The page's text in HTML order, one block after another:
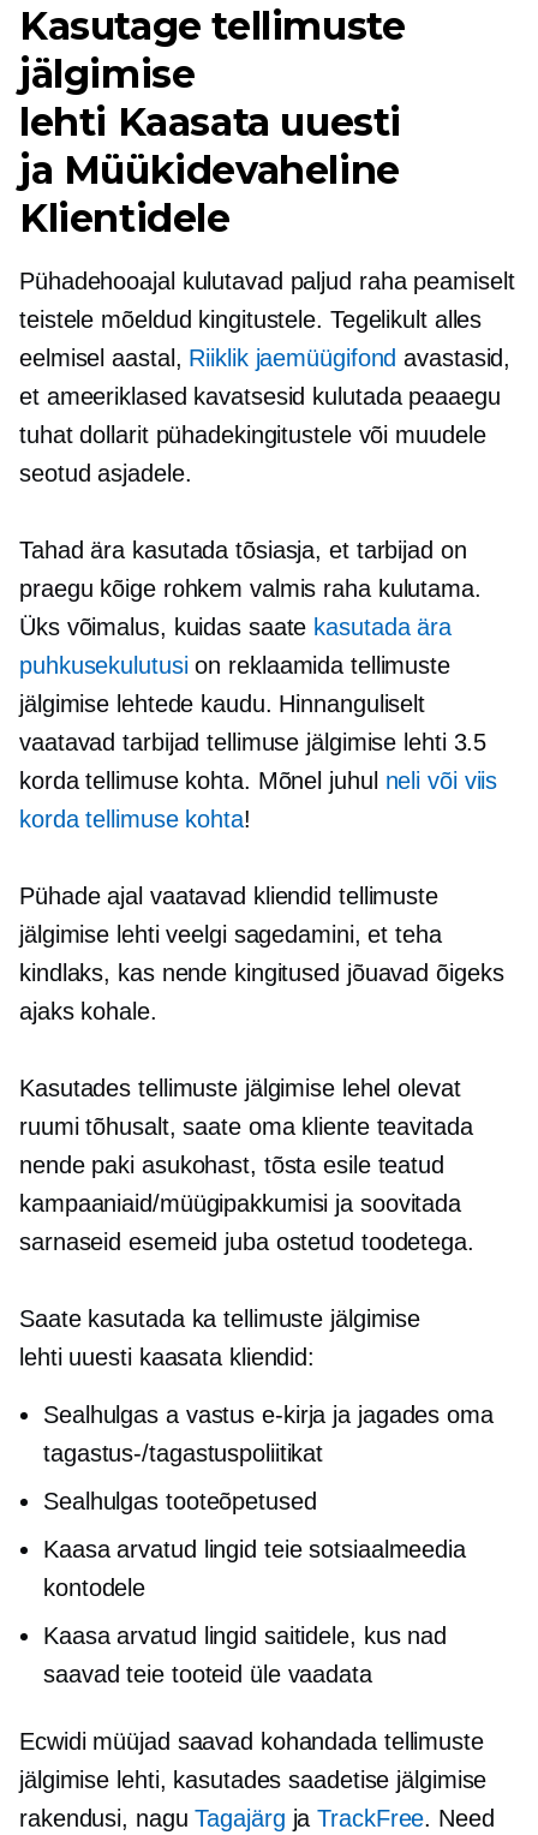
Kasutage tellimuste
jälgimise
lehti Kaasata uuesti
ja Müükidevaheline
Klientidele
Pühadehooajal kulutavad paljud raha peamiselt
teistele mõeldud kingitustele. Tegelikult alles
eelmisel aastal, Riiklik jaemüügifond avastasid,
et ameeriklased kavatsesid kulutada peaaegu
tuhat dollarit pühadekingitustele või muudele
seotud asjadele.
Tahad ära kasutada tõsiasja, et tarbijad on
praegu kõige rohkem valmis raha kulutama.
Üks võimalus, kuidas saate kasutada ära
puhkusekulutusion reklaamida tellimuste
jälgimise lehtede kaudu. Hinnanguliselt
vaatavad tarbijad tellimuse jälgimise lehti 3.5
korda tellimuse kohta. Mõnel juhul neli või viis
korda tellimuse kohta!
Pühade ajal vaatavad kliendid tellimuste
jälgimise lehti veelgi sagedamini, et teha
kindlaks, kas nende kingitused jõuavad õigeks
ajaks kohale.
Kasutades tellimuste jälgimise lehel olevat
ruumi tõhusalt, saate oma kliente teavitada
nende paki asukohast, tõsta esile teatud
kampaaniaid/müügipakkumisi ja soovitada
sarnaseid esemeid juba ostetud toodetega.
Saate kasutada ka tellimuste jälgimise
lehti uuesti kaasata kliendid:
Sealhulgas a vastus e-kirja ja jagades oma
tagastus-/tagastuspoliitikat
Sealhulgas tooteõpetused
Kaasa arvatud lingid teie sotsiaalmeedia
kontodele
Kaasa arvatud lingid saitidele, kus nad
saavad teie tooteid üle vaadata
Ecwidi müüjad saavad kohandada tellimuste
jälgimise lehti, kasutades saadetise jälgimise
rakendusi, naguTagajärg jaTrackFree. Need